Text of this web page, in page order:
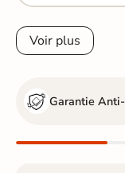
Voir plus
Garantie